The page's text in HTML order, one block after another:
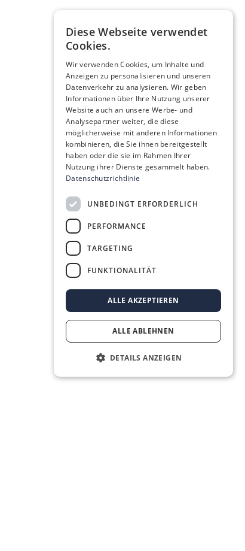
Diese Webseite verwendet
Cookies.
Wir verwenden Cookies, um Inhalte und
Anzeigen zu personalisieren und unseren
Datenverkehr zu analysieren. Wir geben
Informationen über Ihre Nutzung unserer
Website auch an unsere Werbe- und
Analysepartner weiter, die diese
möglicherweise mit anderen Informationen
kombinieren, die Sie ihnen bereitgestellt
haben oder die sie im Rahmen Ihrer
Nutzung ihrer Dienste gesammelt haben.
Datenschutzrichtlinie
UNBEDINGT ERFORDERLICH
PERFORMANCE
TARGETING
FUNKTIONALITÄT
ALLE AKZEPTIEREN
ALLE ABLEHNEN
DETAILS ANZEIGEN